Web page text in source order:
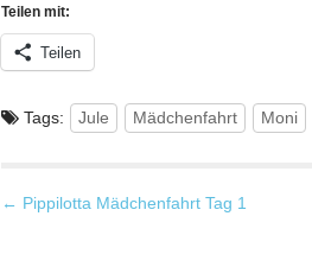
Teilen mit:
Teilen
Tags: Jule Mädchenfahrt Moni
P
← Pippilotta Mädchenfahrt Tag 1